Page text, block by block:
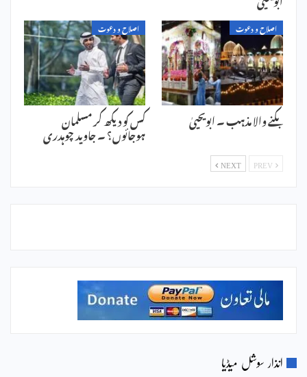
اصلاح و دعوت
بکنے والا مذہب ۔ ابویحییٰ
اصلاح و دعوت
کس کو دیکھ کر مسلمان
ہوجائوں؟ ۔ جاوید چوہدری
NEXT
انذار سوشل میڈیا